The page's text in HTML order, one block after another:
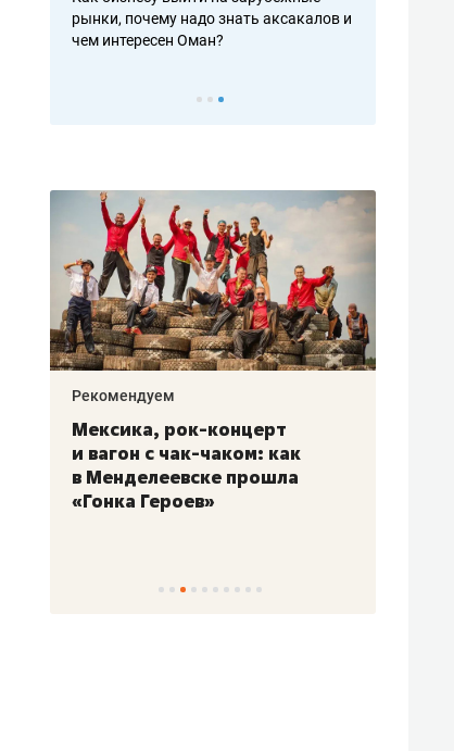
рынки, почему надо знать аксакалов и
чем интересен Оман?
Рекомендуем
Мексика, рок-концерт
и вагон с чак-чаком: как
в Менделеевске прошла
«Гонка Героев»